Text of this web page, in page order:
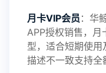
月卡VIP会员 ：华
APP授权销售，月
型，适合短期使
描述不一致支持全